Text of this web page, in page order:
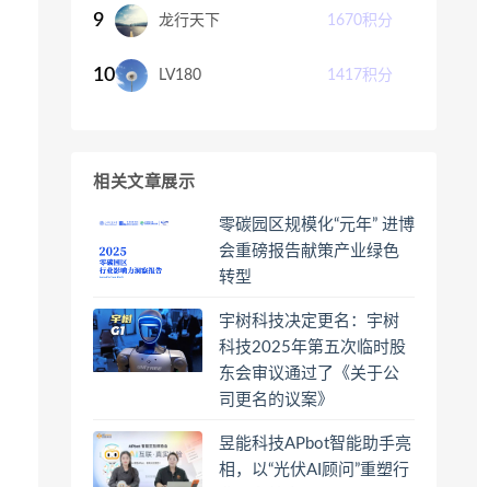
9 龙行天下 1670积分
10 LV180 1417积分
相关文章展示
零碳园区规模化“元年” 进博
会重磅报告献策产业绿色
转型
宇树科技决定更名：宇树
科技2025年第五次临时股
东会审议通过了《关于公
司更名的议案》
昱能科技APbot智能助手亮
相，以“光伏AI顾问”重塑行